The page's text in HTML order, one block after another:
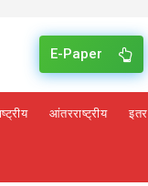
E-Paper
आंतरराष्ट्रीय इतर